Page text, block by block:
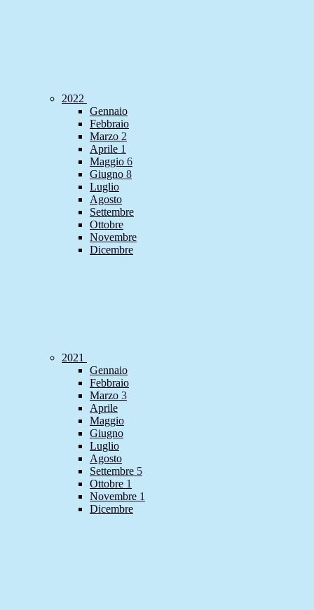
2022
Gennaio
Febbraio
Marzo 2
Aprile 1
Maggio 6
Giugno 8
Luglio
Agosto
Settembre
Ottobre
Novembre
Dicembre
2021
Gennaio
Febbraio
Marzo 3
Aprile
Maggio
Giugno
Luglio
Agosto
Settembre 5
Ottobre 1
Novembre 1
Dicembre